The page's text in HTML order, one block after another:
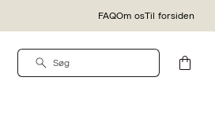
FAQOm osTil forsiden
Fresh,